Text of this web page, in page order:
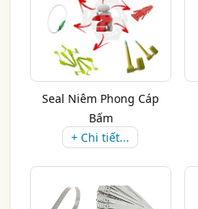
Seal Niêm Phong Cáp
Bấm
+ Chi tiết...